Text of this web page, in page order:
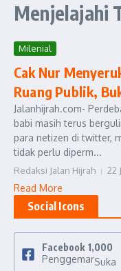
Menjelajahi
Milenial
Cak Nur
Ruang Publik,
Jalanhijrah.com-
babi masih terus
para netizen di twitter,
tidak perlu diperm...
Redaksi Jalan Hijrah 22
Read More
Social Icons
Facebook 1,000
PenggemarSuka